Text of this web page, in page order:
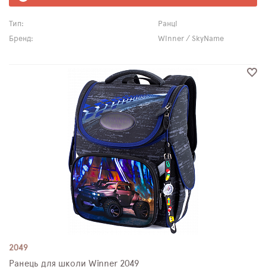
Тип:
Ранці
Бренд:
Winner / SkyName
2049
Ранець для школи Winner 2049